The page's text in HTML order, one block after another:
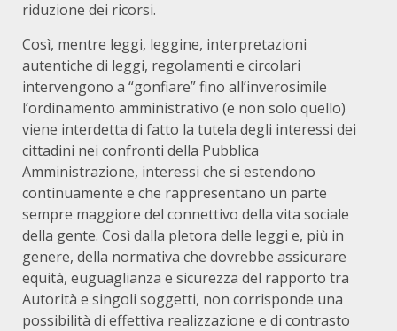
riduzione dei ricorsi.
Così, mentre leggi, leggine, interpretazioni
autentiche di leggi, regolamenti e circolari
intervengono a “gonfiare” fino all’inverosimile
l’ordinamento amministrativo (e non solo quello)
viene interdetta di fatto la tutela degli interessi dei
cittadini nei confronti della Pubblica
Amministrazione, interessi che si estendono
continuamente e che rappresentano un parte
sempre maggiore del connettivo della vita sociale
della gente. Così dalla pletora delle leggi e, più in
genere, della normativa che dovrebbe assicurare
equità, euguaglianza e sicurezza del rapporto tra
Autorità e singoli soggetti, non corrisponde una
possibilità di effettiva realizzazione e di contrasto